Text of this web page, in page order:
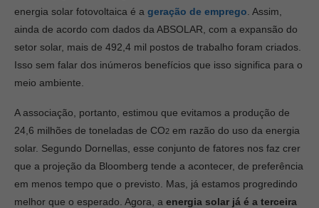
energia solar fotovoltaica é a geração de emprego . Assim,
ainda de acordo com dados da ABSOLAR, com a expansão do
setor solar, mais de 492,4 mil postos de trabalho foram criados.
Isso sem falar dos inúmeros benefícios que isso significa para o
meio ambiente.
A associação, portanto, estimou que evitamos a produção de
24,6 milhões de toneladas de CO2 em razão do uso da energia
solar. Segundo Dornellas, esse conjunto de fatores nos faz crer
que a projeção da Bloomberg tende a acontecer, de preferência
em menos tempo que o previsto. Mas, já estamos progredindo
melhor que o esperado. Agora, a energia solar já é a terceira